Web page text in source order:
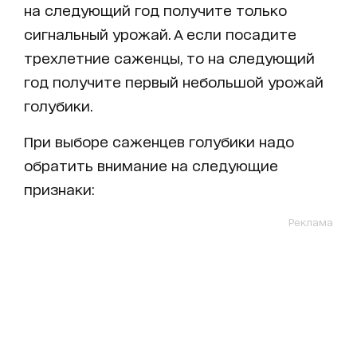
на следующий год получите только
сигнальный урожай. А если посадите
трехлетние саженцы, то на следующий
год получите первый небольшой урожай
голубики.
При выборе саженцев голубики надо
обратить внимание на следующие
признаки:
Реклама